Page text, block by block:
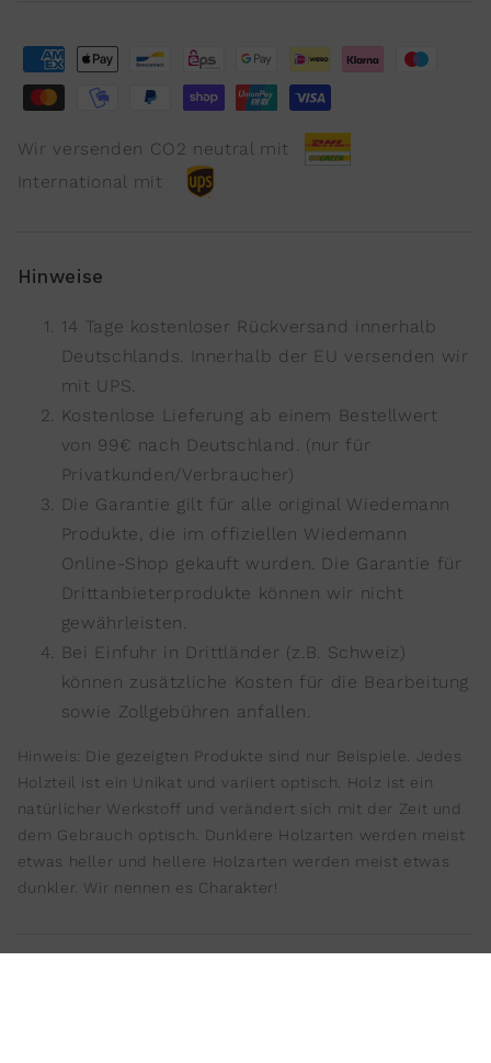
Wir versenden CO2 neutral mit
International mit
Hinweise
14 Tage kostenloser Rückversand innerhalb
Deutschlands. Innerhalb der EU versenden wir
mit UPS.
Kostenlose Lieferung ab einem Bestellwert
von 99€ nach Deutschland. (nur für
Privatkunden/Verbraucher)
Die Garantie gilt für alle original Wiedemann
Produkte, die im offiziellen Wiedemann
Online-Shop gekauft wurden. Die Garantie für
Drittanbieterprodukte können wir nicht
gewährleisten.
Bei Einfuhr in Drittländer (z.B. Schweiz)
können zusätzliche Kosten für die Bearbeitung
sowie Zollgebühren anfallen.
Hinweis: Die gezeigten Produkte sind nur Beispiele. Jedes
Holzteil ist ein Unikat und variiert optisch. Holz ist ein
natürlicher Werkstoff und verändert sich mit der Zeit und
dem Gebrauch optisch. Dunklere Holzarten werden meist
etwas heller und hellere Holzarten werden meist etwas
dunkler. Wir nennen es Charakter!